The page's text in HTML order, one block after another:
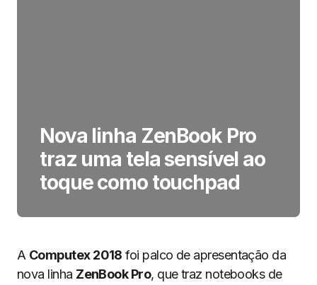
Nova linha ZenBook Pro
traz uma tela sensível ao
toque como touchpad
A Computex 2018 foi palco de apresentação da
nova linha ZenBook Pro, que traz notebooks de